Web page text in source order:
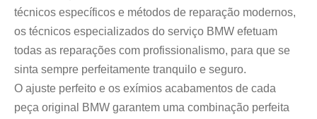
técnicos específicos e métodos de reparação modernos,
os técnicos especializados do serviço BMW efetuam
todas as reparações com profissionalismo, para que se
sinta sempre perfeitamente tranquilo e seguro.
O ajuste perfeito e os exímios acabamentos de cada
peça original BMW garantem uma combinação perfeita